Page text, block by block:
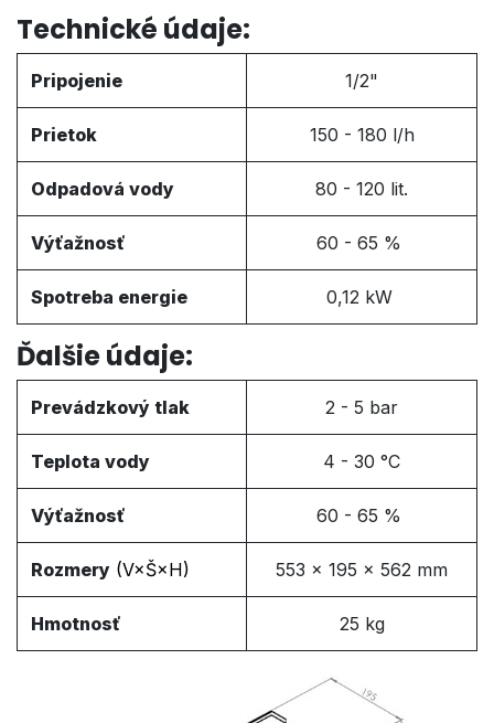
Technické údaje:
Pripojenie 1/2"
Prietok 150 - 180 l/h
Odpadová vody 80 - 120 lit.
Výťažnosť 60 - 65 %
Spotreba energie 0,12 kW
Ďalšie údaje:
Prevádzkový tlak 2 - 5 bar
Teplota vody 4 - 30 °C
Výťažnosť 60 - 65 %
Rozmery (V×Š×H) 553 × 195 × 562 mm
Hmotnosť 25 kg